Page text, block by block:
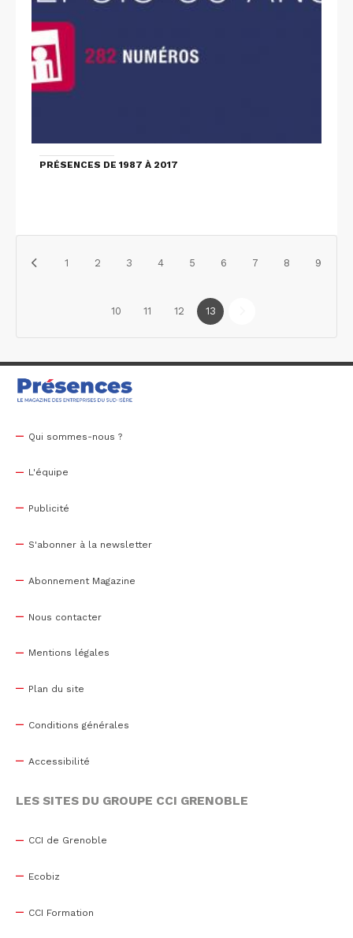
PRÉSENCES DE 1987 À 2017
1 2 3 4 5 6 7 8 9
10 11 12 13
Qui sommes-nous ?
L'équipe
Publicité
S'abonner à la newsletter
Abonnement Magazine
Nous contacter
Mentions légales
Plan du site
Conditions générales
Accessibilité
LES SITES DU GROUPE CCI GRENOBLE
CCI de Grenoble
Ecobiz
CCI Formation